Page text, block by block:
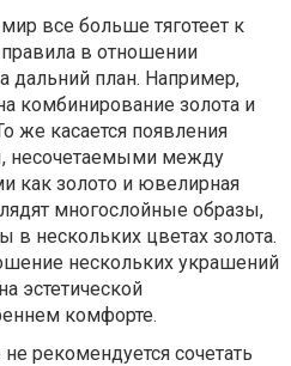
все больше тяготеет к
в отношении
дальний план. Например,
комбинирование золота и
же касается появления
несочетаемыми между
как золото и ювелирная
многослойные образы,
нескольких цветах золота.
нескольких украшений
эстетической
комфорте.
рекомендуется сочетать